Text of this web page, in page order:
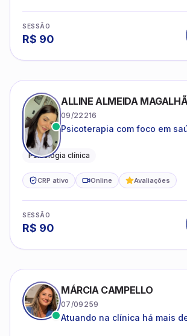
SESSÃO
R$ 90
ALLINE ALMEIDA
09/22216
Psicoterapia com foco em
adolescentes e adultos.
Psicologia clínica
CRP ativo Online Avaliações
SESSÃO
R$ 90
MÁRCIA CAMPELLO
07/09259
Atuando na clínica há mais